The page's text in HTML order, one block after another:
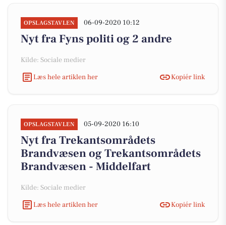
OPSLAGSTAVLEN 06-09-2020 10:12
Nyt fra Fyns politi og 2 andre
Kilde: Sociale medier
Læs hele artiklen her
Kopiér link
OPSLAGSTAVLEN 05-09-2020 16:10
Nyt fra Trekantsområdets
Brandvæsen og Trekantsområdets
Brandvæsen - Middelfart
Kilde: Sociale medier
Læs hele artiklen her
Kopiér link